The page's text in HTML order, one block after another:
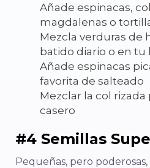
Añade espinacas,
magdalenas o
Mezcla verduras de
batido diario o en
Añade espinacas
favorita de salteado
Mezclar la col
casero
#4 Semillas
Pequeñas, pero